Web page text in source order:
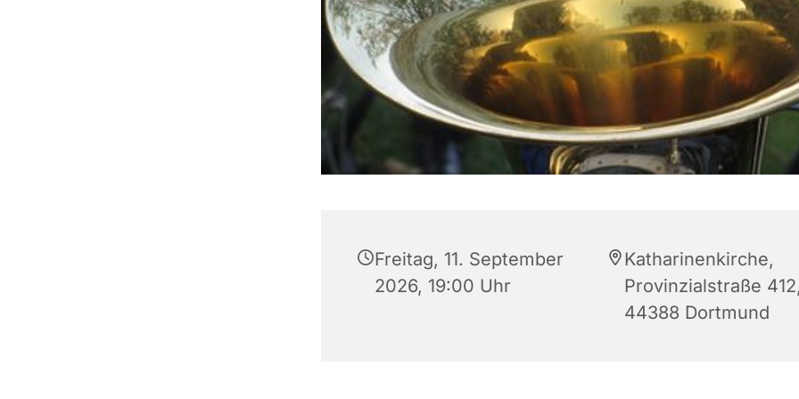
Freitag, 11. September
2026, 19:00 Uhr
Katharinenkirche,
Provinzialstraße
44388 Dortmund